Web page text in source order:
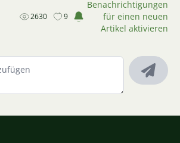
2630 9
Benachrichtigungen
für einen neuen
Artikel aktivieren